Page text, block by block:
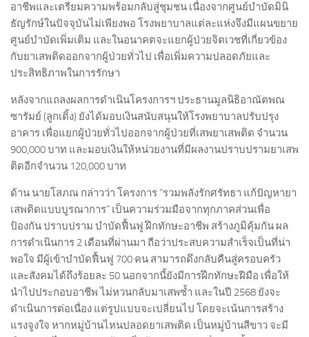
อาชีพและเตรียมความพร้อมกลับสู่ชุมชน เนื่องจากศูนย์บำบัดมินิ
ธัญรักษ์ในปัจจุบันไม่เพียงพอ โรงพยาบาลแต่ละแห่งจึงมีแผนขยาย
ศูนย์บำบัดเพิ่มเติม และในอนาคตจะแยกผู้ป่วยจิตเวชที่เกี่ยวข้อง
กับยาเสพติดออกจากผู้ป่วยทั่วไป เพื่อเพิ่มความปลอดภัยและ
ประสิทธิภาพในการรักษา
หลังจากแถลงผลการดำเนินโครงการฯ ประธานมูลนิธิอาณัตพณ
ซารัมย์ (ลูกเติ้ง) ยังได้มอบเงินสนับสนุนให้โรงพยาบาลปรับปรุง
อาคาร เพื่อแยกผู้ป่วยทั่วไปออกจากผู้ป่วยที่เสพยาเสพติด จำนวน
900,000 บาท และมอบเงินให้หน่วยงานที่มีผลงานปราบปรามยาเสพ
ติดอีกจำนวน 120,000 บาท
ด้าน นายโสภณ กล่าวว่า โครงการ “รวมพลังรักศรัทธา แก้ปัญหายา
เสพติดแบบบูรณาการ” เป็นความร่วมมือจากทุกภาคส่วนเพื่อ
ป้องกัน ปราบปราม บำบัดฟื้นฟู ฝึกทักษะอาชีพ สร้างภูมิคุ้มกัน ผล
การดำเนินการ 2 เดือนที่ผ่านมา ถือว่าประสบความสำเร็จเป็นที่น่า
พอใจ มีผู้เข้าบำบัดฟื้นฟู 700 คน สามารถดึงกลับคืนสู่ครอบครัว
และสังคมได้ถึงร้อยละ 50 นอกจากนี้ยังมีการฝึกทักษะฝีมือ เพื่อให้
นำไปประกอบอาชีพ ไม่หวนกลับมาเสพซ้ำ และในปี 2568 ยังจะ
ดำเนินการต่อเนื่อง แต่รูปแบบจะเปลี่ยนไป โดยจะเน้นการสร้าง
แรงจูงใจ หากหมู่บ้านไหนปลอดยาเสพติด เป็นหมู่บ้านสีขาว จะมี